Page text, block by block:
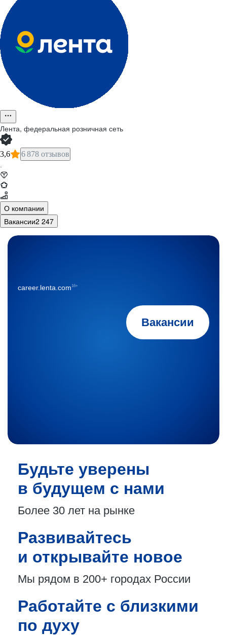
Лента, федеральная розничная сеть
3,6 6 878 отзывов
·
О компании
Вакансии2 247
Вакансии
career.lenta.com16+
Будьте уверены
в будущем с нами
Более 30 лет на рынке
Развивайтесь
и открывайте новое
Мы рядом в 200+ городах России
Работайте с близкими
по духу